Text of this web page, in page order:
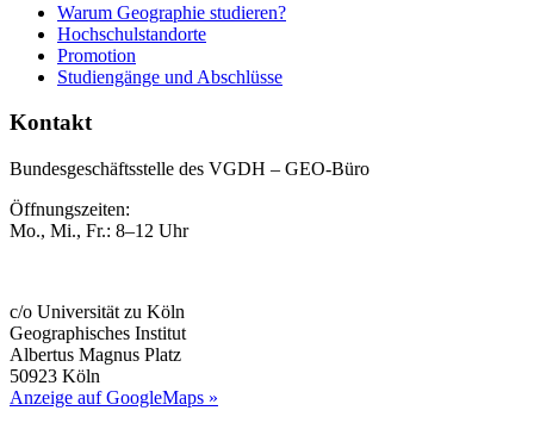
Warum Geographie studieren?
Hochschulstandorte
Promotion
Studiengänge und Abschlüsse
Kontakt
Bundesgeschäftsstelle des VGDH – GEO-Büro
Öffnungszeiten:
Mo., Mi., Fr.: 8–12 Uhr
c/o Universität zu Köln
Geographisches Institut
Albertus Magnus Platz
50923 Köln
Anzeige auf GoogleMaps »